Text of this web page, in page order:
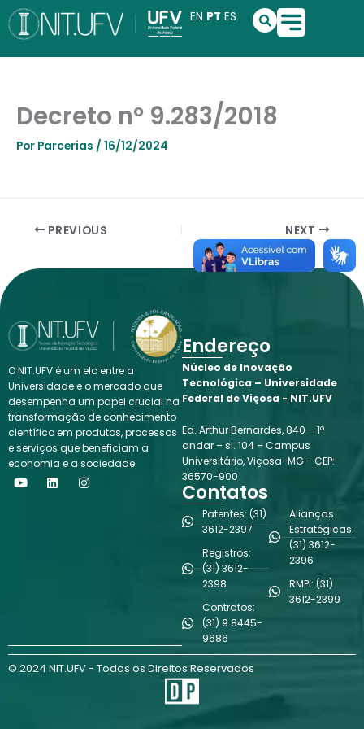
para
conteúdo
EN PT ES S
e
a
c
Decreto nº 9.283/2018
Por Parcerias / 16/12/2024
PREVIOUS NEXT
O NIT.UFV é um elo entre a
Universidade e o mercado que
desempenha um papel crucial na
transformação de conhecimento
científico em produtos, processos
e serviços que beneficiam a
economia e a sociedade.
Y
o
L
i
I
n
Endereço
Núcleo de Inovação
Tecnológica – Universidade
Federal de Viçosa - NIT.UFV
Ed. Arthur Bernardes, 840 – 1º
andar – sl. 104 – Campus
Universitário, Viçosa-MG - CEP:
36570-900
Contatos
Patentes: (31)
3612-2397
Registros:
(31) 3612-
2398
Contratos:
(31) 9 8445-
9686
Alianças
Estratégicas:
(31) 3612-
2396
RMPI: (31)
3612-2399
© 2024 NIT.UFV - Todos os Direitos Reservados